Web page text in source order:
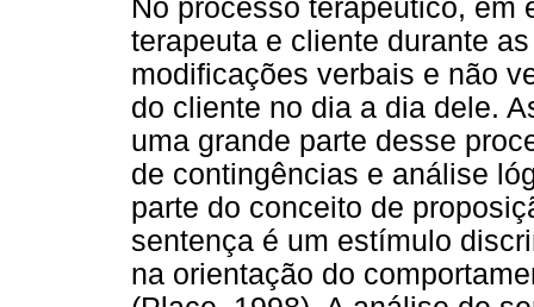
No processo terapêutico, em
terapeuta e cliente durante
modificações verbais e não
do cliente no dia a dia dele.
uma grande parte desse
de contingências e análise
parte do conceito de
sentença é um estímulo
na orientação do